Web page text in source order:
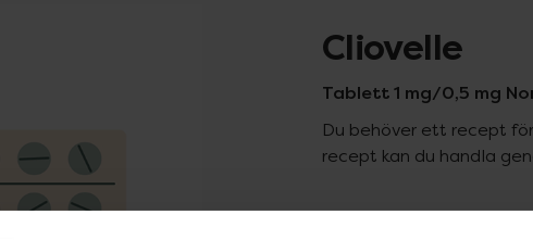
Cliovelle
Tablett 1 mg/0,5 mg
Du behöver ett recept
recept kan du handla